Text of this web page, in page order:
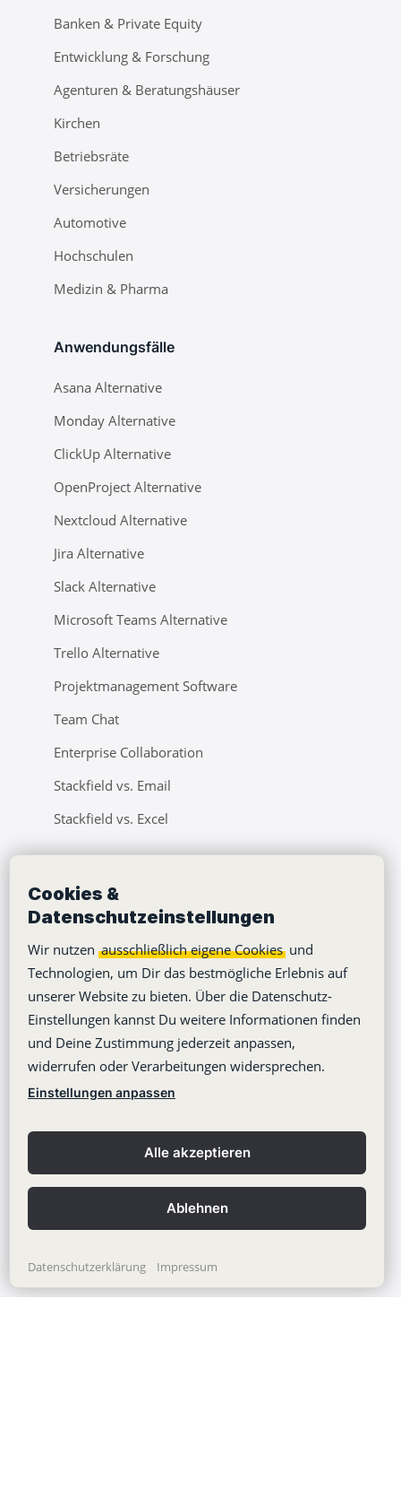
Cookies &
Datenschutzeinstellungen
Wir nutzen ausschließlich eigene Cookies und
Technologien, um Dir das bestmögliche Erlebnis auf
unserer Website zu bieten. Über die Datenschutz-
Einstellungen kannst Du weitere Informationen finden
und Deine Zustimmung jederzeit anpassen,
widerrufen oder Verarbeitungen widersprechen.
Datenschutzerklärung Impressum
Einstellungen anpassen
Alle akzeptieren
Ablehnen
Banken & Private Equity
Entwicklung & Forschung
Agenturen & Beratungshäuser
Kirchen
Betriebsräte
Versicherungen
Automotive
Hochschulen
Medizin & Pharma
Anwendungsfälle
Asana Alternative
Monday Alternative
ClickUp Alternative
OpenProject Alternative
Nextcloud Alternative
Jira Alternative
Slack Alternative
Microsoft Teams Alternative
Trello Alternative
Projektmanagement Software
Team Chat
Enterprise Collaboration
Stackfield vs. Email
Stackfield vs. Excel
Lernvideos
Über uns
Jobs
Klimaneutralität
Barrierefreiheit
Pressebereich
Learning Center
Blog